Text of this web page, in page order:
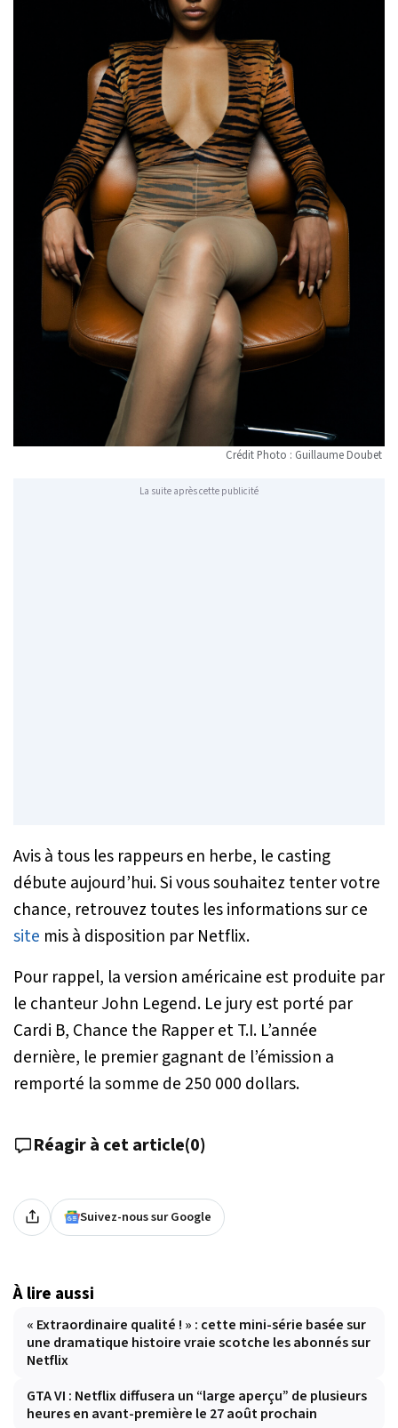
Crédit Photo : Guillaume Doubet
La suite après cette publicité
Avis à tous les rappeurs en herbe, le casting
débute aujourd’hui. Si vous souhaitez tenter votre
chance, retrouvez toutes les informations sur ce
site mis à disposition par Netflix.
Pour rappel, la version américaine est produite par
le chanteur John Legend. Le jury est porté par
Cardi B, Chance the Rapper et T.I. L’année
dernière, le premier gagnant de l’émission a
remporté la somme de 250 000 dollars.
Réagir à cet article(0)
Suivez-nous sur Google
À lire aussi
« Extraordinaire qualité ! » : cette mini-série basée sur
une dramatique histoire vraie scotche les abonnés sur
Netflix
GTA VI : Netflix diffusera un “large aperçu” de plusieurs
heures en avant-première le 27 août prochain